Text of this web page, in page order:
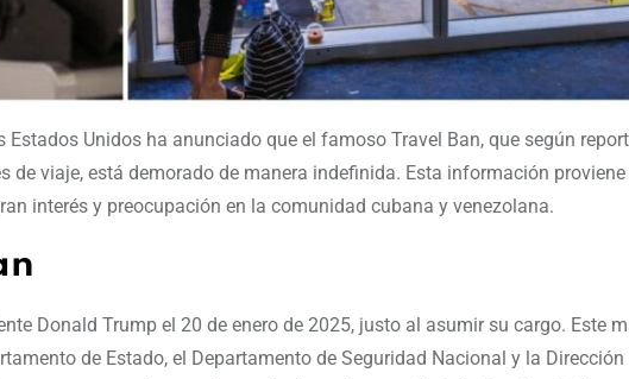
Estados Unidos ha anunciado que el famoso Travel Ban, que según
de viaje, está demorado de manera indefinida. Esta información proviene
interés y preocupación en la comunidad cubana y venezolana.
Donald Trump el 20 de enero de 2025, justo al asumir su cargo. Este
de Estado, el Departamento de Seguridad Nacional y la Dirección